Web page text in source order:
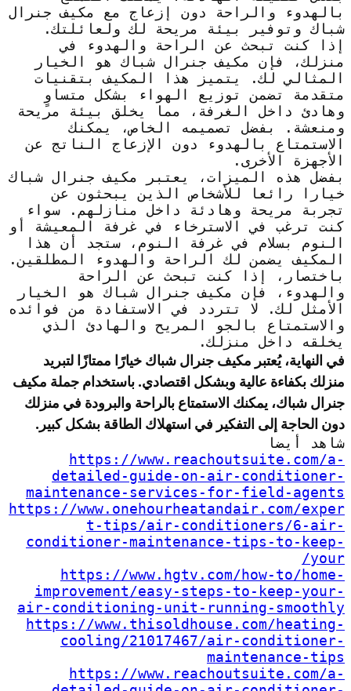
بالهدوء والراحة دون إزعاج مع مكيف جنرال
شباك وتوفير بيئة مريحة لك ولعائلتك.
إذا كنت تبحث عن الراحة والهدوء في
منزلك، فإن مكيف جنرال شباك هو الخيار
المثالي لك. يتميز هذا المكيف بتقنيات
متقدمة تضمن توزيع الهواء بشكل متساوٍ
وهادئ داخل الغرفة، مما يخلق بيئة مريحة
ومنعشة. بفضل تصميمه الخاص، يمكنك
الاستمتاع بالهدوء دون الإزعاج الناتج عن
الأجهزة الأخرى.
بفضل هذه الميزات، يعتبر مكيف جنرال شباك
خيارا رائعا للأشخاص الذين يبحثون عن
تجربة مريحة وهادئة داخل منازلهم. سواء
كنت ترغب في الاسترخاء في غرفة المعيشة أو
النوم بسلام في غرفة النوم، ستجد أن هذا
المكيف يضمن لك الراحة والهدوء المطلقين.
باختصار، إذا كنت تبحث عن الراحة
والهدوء، فإن مكيف جنرال شباك هو الخيار
الأمثل لك. لا تتردد في الاستفادة من فوائده
والاستمتاع بالجو المريح والهادئ الذي
يخلقه داخل منزلك.
في النهاية، يُعتبر مكيف جنرال شباك خيارًا ممتازًا لتبريد
منزلك بكفاءة عالية وبشكل اقتصادي. باستخدام جملة مكيف
جنرال شباك، يمكنك الاستمتاع بالراحة والبرودة في منزلك
دون الحاجة إلى التفكير في استهلاك الطاقة بشكل كبير.
شاهد أيضا
https://www.reachoutsuite.com/a-
detailed-guide-on-air-conditioner-
maintenance-services-for-field-agents
https://www.onehourheatandair.com/exper
t-tips/air-conditioners/6-air-
conditioner-maintenance-tips-to-keep-
your/
https://www.hgtv.com/how-to/home-
improvement/easy-steps-to-keep-your-
air-conditioning-unit-running-smoothly
https://www.thisoldhouse.com/heating-
cooling/21017467/air-conditioner-
maintenance-tips
https://www.reachoutsuite.com/a-